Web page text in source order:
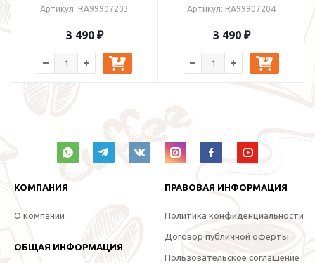
Артикул: RA99907203
3 490 ₽
Артикул: RA99907204
3 490 ₽
КОМПАНИЯ
О компании
ОБЩАЯ ИНФОРМАЦИЯ
ПРАВОВАЯ ИНФОРМАЦИЯ
Политика конфиденциальности
Договор публичной оферты
Пользовательское соглашение